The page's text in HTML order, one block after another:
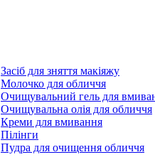
Засіб для зняття макіяжу
Молочко для обличчя
Очищувальний гель для
Очищувальна олія для обличчя
Креми для вмивання
Пілінги
Пудра для очищення обличчя